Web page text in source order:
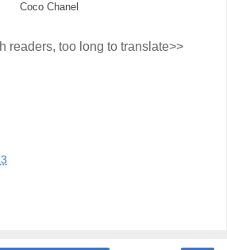
Coco Chanel
readers, too long to translate>>